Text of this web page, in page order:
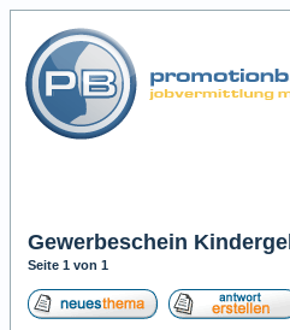
Gewerbeschein
Seite 1 von 1